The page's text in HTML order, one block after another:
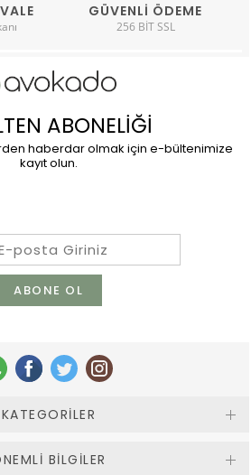
GÜVENLI ÖDEME
256 BİT SSL
ABONELİĞİ
haberdar olmak için e-bültenimize
kayıt olun.
KATEGORILER
BILGILER